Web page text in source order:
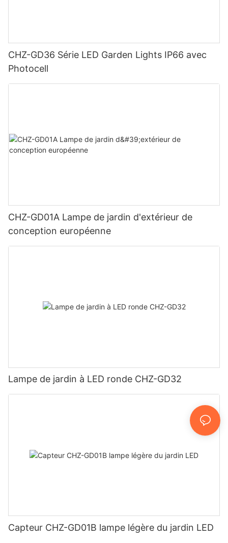
CHZ-GD36 Série LED Garden Lights IP66 avec
Photocell
CHZ-GD01A Lampe de jardin d'extérieur de
conception européenne
Lampe de jardin à LED ronde CHZ-GD32
Capteur CHZ-GD01B lampe légère du jardin LED